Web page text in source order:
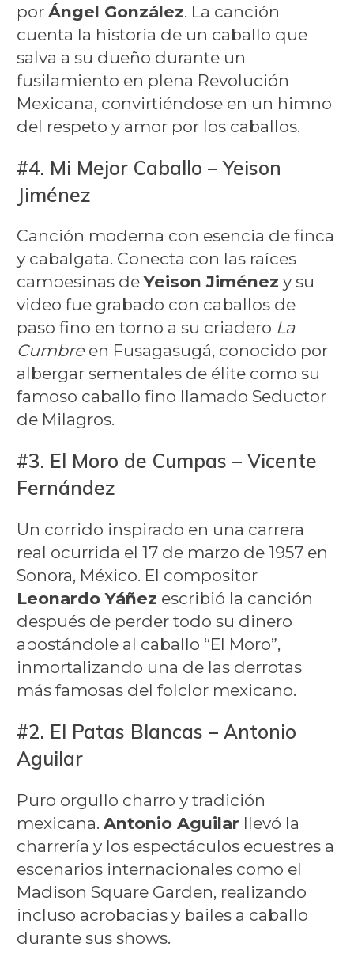
por Ángel González. La canción
cuenta la historia de un caballo que
salva a su dueño durante un
fusilamiento en plena Revolución
Mexicana, convirtiéndose en un himno
del respeto y amor por los caballos.
#4. Mi Mejor Caballo – Yeison
Jiménez
Canción moderna con esencia de finca
y cabalgata. Conecta con las raíces
campesinas deYeison Jiménez y su
video fue grabado con caballos de
paso fino en torno a su criadero La
Cumbreen Fusagasugá, conocido por
albergar sementales de élite como su
famoso caballo fino llamado Seductor
de Milagros.
#3. El Moro de Cumpas – Vicente
Fernández
Un corrido inspirado en una carrera
real ocurrida el 17 de marzo de 1957 en
Sonora, México. El compositor
Leonardo Yáñez escribió la canción
después de perder todo su dinero
apostándole al caballo “El Moro”,
inmortalizando una de las derrotas
más famosas del folclor mexicano.
#2. El Patas Blancas – Antonio
Aguilar
Puro orgullo charro y tradición
mexicana. Antonio Aguilar llevó la
charrería y los espectáculos ecuestres a
escenarios internacionales como el
Madison Square Garden, realizando
incluso acrobacias y bailes a caballo
durante sus shows.